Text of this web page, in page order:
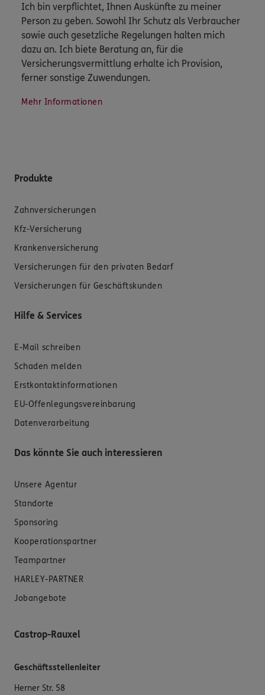
Ich bin verpflichtet, Ihnen Auskünfte zu meiner
Person zu geben. Sowohl Ihr Schutz als Verbraucher
sowie auch gesetzliche Regelungen halten mich
dazu an. Ich biete Beratung an, für die
Versicherungsvermittlung erhalte ich Provision,
ferner sonstige Zuwendungen.
Mehr Informationen
Produkte
Zahnversicherungen
Kfz-Versicherung
Krankenversicherung
Versicherungen für den privaten Bedarf
Versicherungen für Geschäftskunden
Hilfe & Services
E-Mail schreiben
Schaden melden
Erstkontaktinformationen
EU-Offenlegungsvereinbarung
Datenverarbeitung
Das könnte Sie auch interessieren
Unsere Agentur
Standorte
Sponsoring
Kooperationspartner
Teampartner
HARLEY-PARTNER
Jobangebote
Castrop-Rauxel
Geschäftsstellenleiter
Herner Str. 58